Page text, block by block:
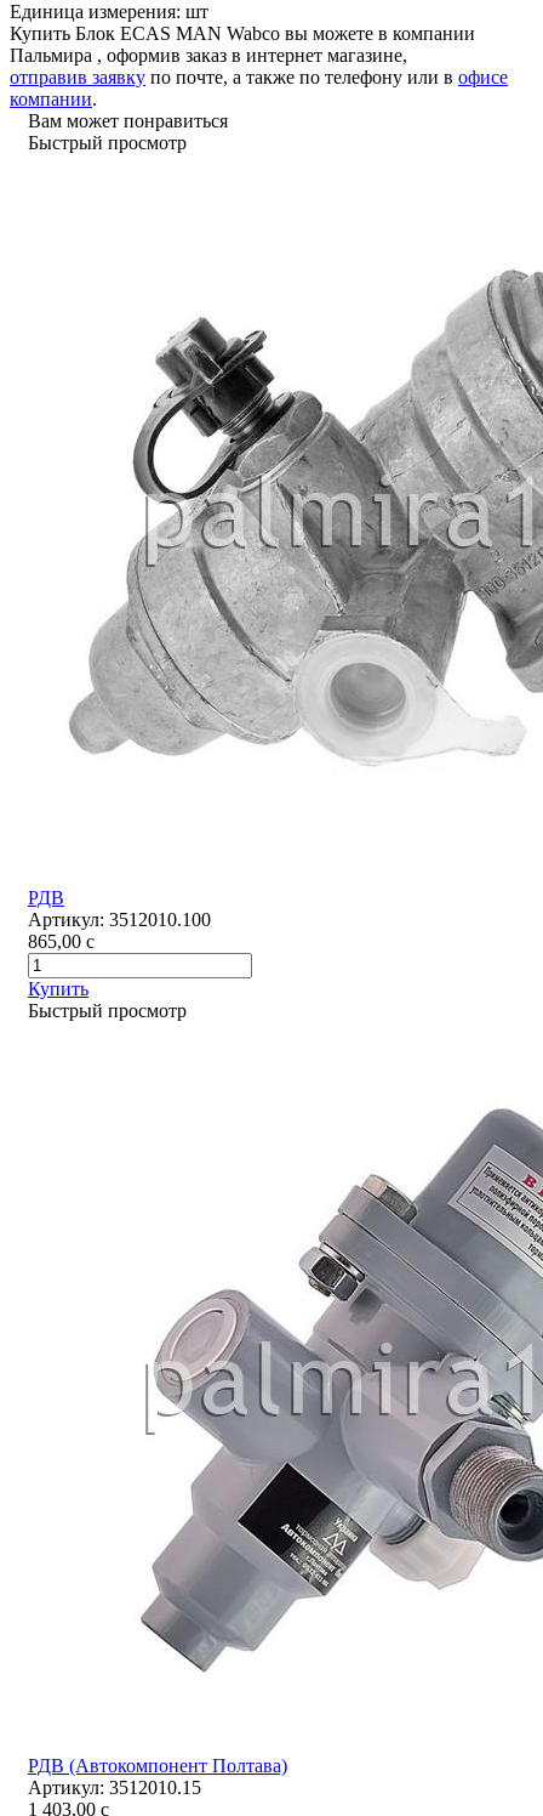
Единица измерения: шт
Купить Блок ECAS MAN Wabco вы можете в компании
Пальмира , оформив заказ в интернет магазине,
отправив заявку по почте, а также по телефону или в офисе
компании.
Вам может понравиться
Быстрый просмотр
РДВ
Артикул: 3512010.100
865,00 c
Купить
Быстрый просмотр
РДВ (Автокомпонент Полтава)
Артикул: 3512010.15
1 403,00 c